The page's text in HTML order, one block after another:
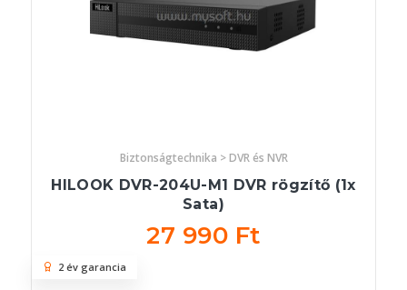
Biztonságtechnika > DVR és NVR
HILOOK DVR-204U-M1 DVR rögzítő (1x
Sata)
27 990 Ft
2 év garancia